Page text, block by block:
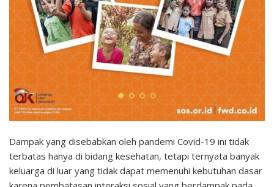
Dampak yang disebabkan oleh pandemi Covid-19 ini tidak
terbatas hanya di bidang kesehatan, tetapi ternyata banyak
keluarga di luar yang tidak dapat memenuhi kebutuhan dasar